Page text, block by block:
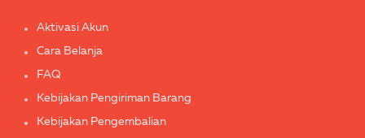
Aktivasi Akun
Cara Belanja
FAQ
Kebijakan Pengiriman Barang
Kebijakan Pengembalian